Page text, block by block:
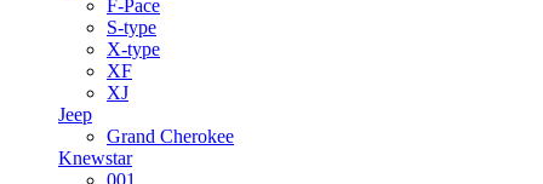
F-Pace
S-type
X-type
XF
XJ
Jeep
Grand Cherokee
Knewstar
001